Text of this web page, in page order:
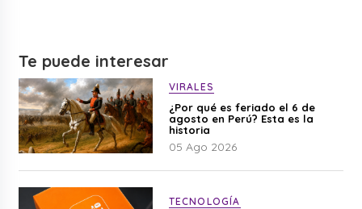
Te puede interesar
VIRALES
¿Por qué es feriado el 6 de
agosto en Perú? Esta es la
historia
05 Ago 2026
TECNOLOGÍA